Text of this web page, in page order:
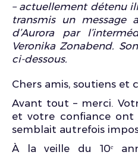
– actuellement détenu
transmis un message
d’Aurora par
Veronika Zonabend.
ci-dessous.
Chers amis, soutiens et
Avant tout – merci.
et votre confiance ont
semblait autrefois
À la veille du 10ᵉ